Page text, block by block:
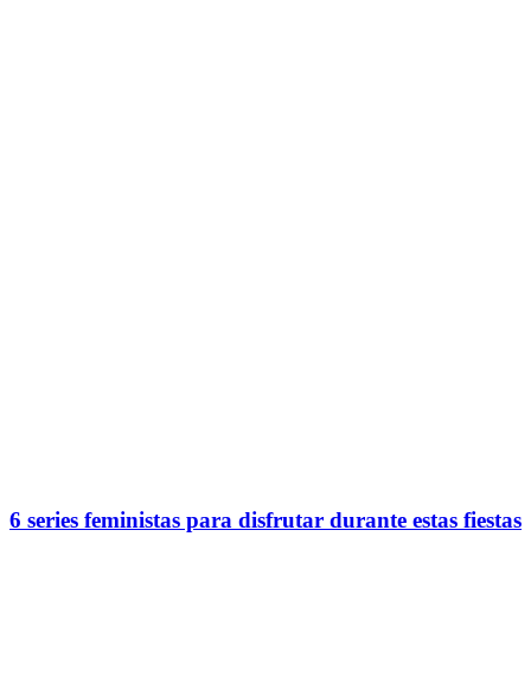
6 series feministas para disfrutar durante estas fiestas